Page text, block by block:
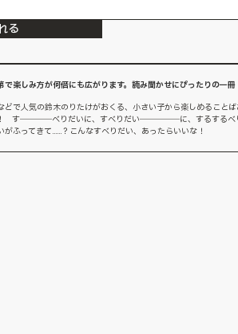
る
楽しみ方が何倍にも広がります。読み聞かせにぴったりの一冊
どで人気の鈴木のりたけがおくる、小さい子から楽しめることば
！ す――――べりだいに、すべりだい―――――に、するするべ
ふってきて……？こんなすべりだい、あったらいいな！